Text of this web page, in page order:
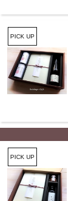
PICK UP
PICK UP